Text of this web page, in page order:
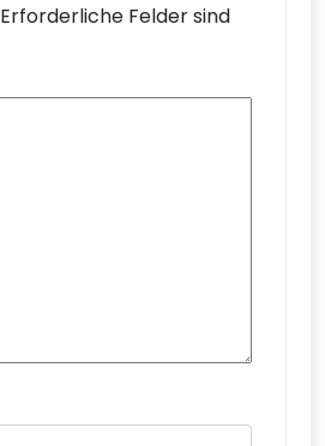
Erforderliche Felder sind